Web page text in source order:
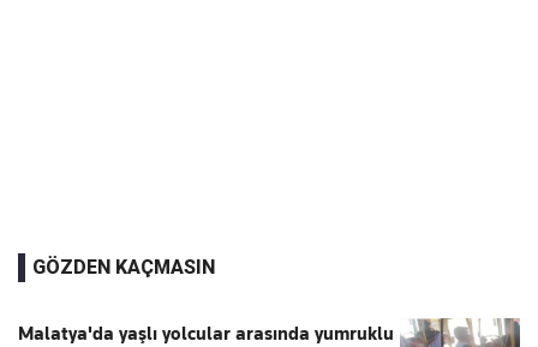
GÖZDEN KAÇMASIN
Malatya'da yaşlı yolcular arasında yumruklu